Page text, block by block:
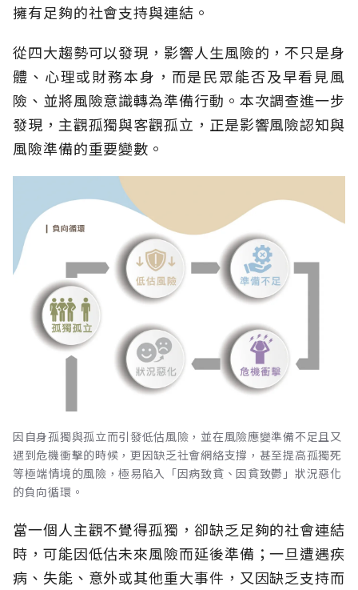
擁有足夠的社會支持與連結。
從四大趨勢可以發現，影響人生風險的，不只是身
體、心理或財務本身，而是民眾能否及早看見風
險、並將風險意識轉為準備行動。本次調查進一步
發現，主觀孤獨與客觀孤立，正是影響風險認知與
風險準備的重要變數。
因自身孤獨與孤立而引發低估風險，並在風險應變準備不足且又
遇到危機衝擊的時候，更因缺乏社會網絡支撐，甚至提高孤獨死
等極端情境的風險，極易陷入「因病致貧、因貧致鬱」狀況惡化
的負向循環。
當一個人主觀不覺得孤獨，卻缺乏足夠的社會連結
時，可能因低估未來風險而延後準備；一旦遭遇疾
病、失能、意外或其他重大事件，又因缺乏支持而